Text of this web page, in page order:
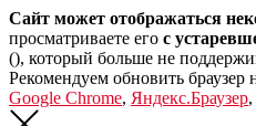
Сайт может отображаться
просматриваете его с
(), который больше не
Рекомендуем обновить
Google Chrome, Яндекс.Браузер,